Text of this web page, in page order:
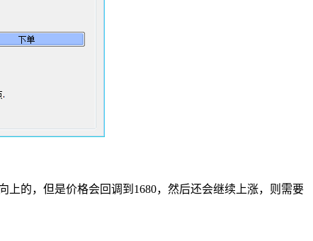
的，但是价格会回调到1680，然后还会继续上涨，则需要